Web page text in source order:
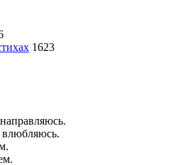
1623
влюбляюсь.